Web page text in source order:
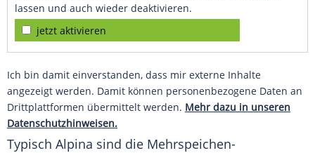
lassen und auch wieder deaktivieren.
jetzt aktivieren
Ich bin damit einverstanden, dass mir externe Inhalte
angezeigt werden. Damit können personenbezogene Daten an
Drittplattformen übermittelt werden. Mehr dazu in unseren
Datenschutzhinweisen.
Typisch Alpina sind die Mehrspeichen-